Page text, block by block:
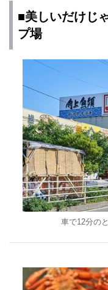
■美しいだけじ
プ場
車で12分の